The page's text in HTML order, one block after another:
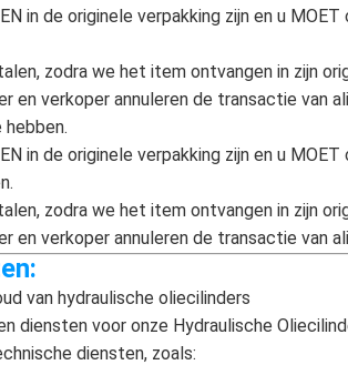
in de originele verpakking zijn en u
zodra we het item ontvangen in zijn
en verkoper annuleren de transactie van
in de originele verpakking zijn en u
zodra we het item ontvangen in zijn
en verkoper annuleren de transactie van
van hydraulische oliecilinders
diensten voor onze Hydraulische
diensten, zoals: